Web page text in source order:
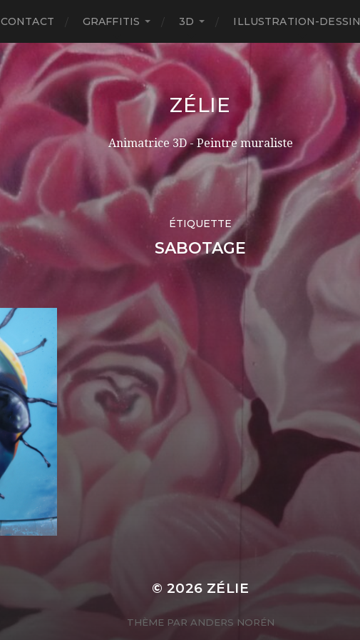
CONTACT GRAFFITIS 3D ILLUSTRATION-
ZÉLIE
Animatrice 3D - Peintre muraliste
ÉTIQUETTE
SABOTAGE
© 2026 ZÉLIE
THÈME PAR ANDERS NORÉN